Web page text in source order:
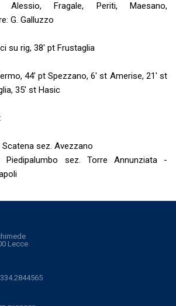
Alessio, Fragale, Periti, Maesano,
G. Galluzzo
su rig, 38' pt Frustaglia
44' pt Spezzano, 6' st Amerise, 21' st
35' st Hasic
Scatena sez. Avezzano
Piedipalumbo sez. Torre Annunziata -
Lecce